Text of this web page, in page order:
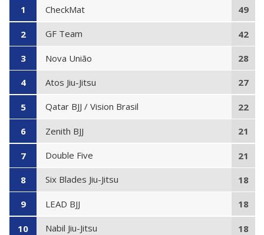
1 CheckMat 49
2 GF Team 42
3 Nova União 28
4 Atos Jiu-Jitsu 27
5 Qatar BJJ / Vision Brasil 22
6 Zenith BJJ 21
7 Double Five 21
8 Six Blades Jiu-Jitsu 18
9 LEAD BJJ 18
10 Nabil Jiu-Jitsu 18